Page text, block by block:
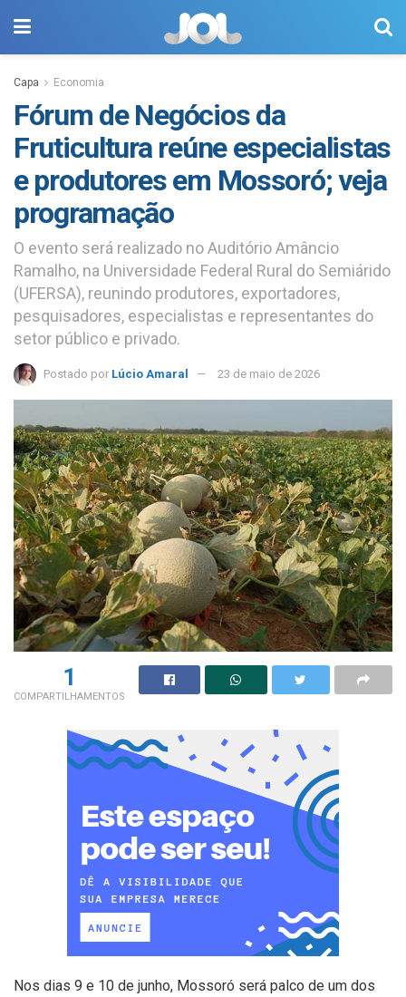
Capa Economia
Fórum de Negócios da
Fruticultura reúne especialistas
e produtores em Mossoró; veja
programação
O evento será realizado no Auditório Amâncio
Ramalho, na Universidade Federal Rural do Semiárido
(UFERSA), reunindo produtores, exportadores,
pesquisadores, especialistas e representantes do
setor público e privado.
Postado por Lúcio Amaral 23 de maio de 2026
1
COMPARTILHAMENTOS
Nos dias 9 e 10 de junho, Mossoró será palco de um dos